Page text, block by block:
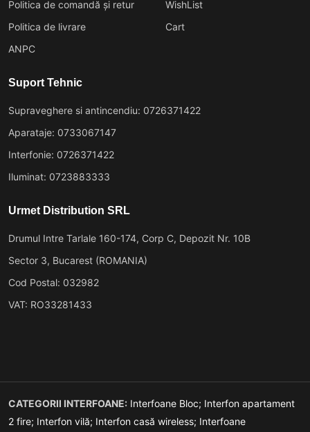
Politica de comandă și retur
Politica de livrare
ANPC
WishList
Cart
Suport Tehnic
Supraveghere si antincendiu: 0726371422
Aparataje: 0733067147
Interfonie: 0726371422
Iluminat: 0723883333
Urmet Distribution SRL
Drumul Intre Tarlale 160-174, Corp C, Depozit Nr. 10B
Sector 3, Bucarest (ROMANIA)
Cod Postal: 032982
VAT: RO33281433
CATEGORII INTERFOANE: Interfoane Bloc; Interfon apartament
2 fire; Interfon vilă; Interfon casă wireless; Interfoane